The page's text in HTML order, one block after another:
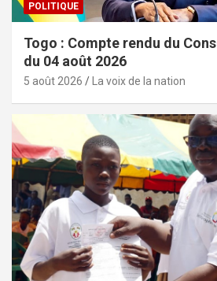
POLITIQUE
Togo : Compte rendu du
du 04 août 2026
5 août 2026 La voix de la nation